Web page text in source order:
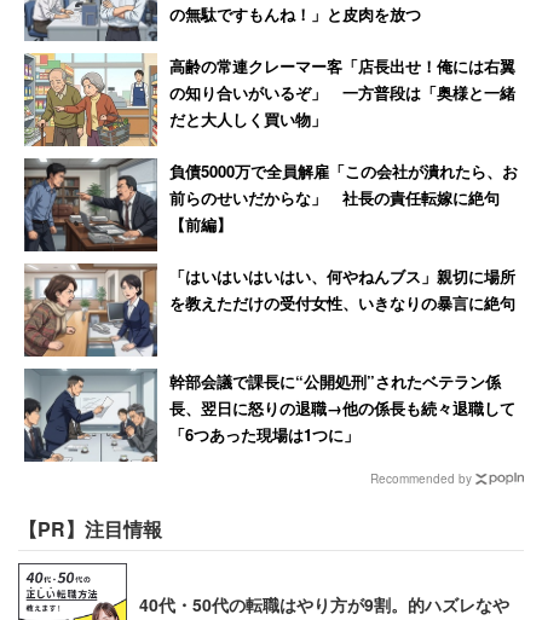
の無駄ですもんね！」と皮肉を放つ
高齢の常連クレーマー客「店長出せ！俺には右翼
の知り合いがいるぞ」 一方普段は「奥様と一緒
だと大人しく買い物」
負債5000万で全員解雇「この会社が潰れたら、お
前らのせいだからな」 社長の責任転嫁に絶句
【前編】
「はいはいはいはい、何やねんブス」親切に場所
を教えただけの受付女性、いきなりの暴言に絶句
幹部会議で課長に“公開処刑”されたベテラン係
長、翌日に怒りの退職→他の係長も続々退職して
「6つあった現場は1つに」
Recommended by
【PR】注目情報
40代・50代の転職はやり方が9割。的ハズレなや